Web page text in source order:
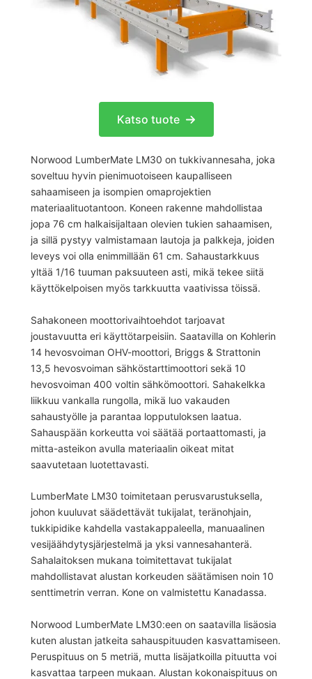
Katso tuote
Norwood LumberMate LM30 on tukkivannesaha, joka
soveltuu hyvin pienimuotoiseen kaupalliseen
sahaamiseen ja isompien omaprojektien
materiaalituotantoon. Koneen rakenne mahdollistaa
jopa 76 cm halkaisijaltaan olevien tukien sahaamisen,
ja sillä pystyy valmistamaan lautoja ja palkkeja, joiden
leveys voi olla enimmillään 61 cm. Sahaustarkkuus
yltää 1/16 tuuman paksuuteen asti, mikä tekee siitä
käyttökelpoisen myös tarkkuutta vaativissa töissä.
Sahakoneen moottorivaihtoehdot tarjoavat
joustavuutta eri käyttötarpeisiin. Saatavilla on Kohlerin
14 hevosvoiman OHV-moottori, Briggs & Strattonin
13,5 hevosvoiman sähköstarttimoottori sekä 10
hevosvoiman 400 voltin sähkömoottori. Sahakelkka
liikkuu vankalla rungolla, mikä luo vakauden
sahaustyölle ja parantaa lopputuloksen laatua.
Sahauspään korkeutta voi säätää portaattomasti, ja
mitta-asteikon avulla materiaalin oikeat mitat
saavutetaan luotettavasti.
LumberMate LM30 toimitetaan perusvarustuksella,
johon kuuluvat säädettävät tukijalat, teränohjain,
tukkipidike kahdella vastakappaleella, manuaalinen
vesijäähdytysjärjestelmä ja yksi vannesahanterä.
Sahalaitoksen mukana toimitettavat tukijalat
mahdollistavat alustan korkeuden säätämisen noin 10
senttimetrin verran. Kone on valmistettu Kanadassa.
Norwood LumberMate LM30:een on saatavilla lisäosia
kuten alustan jatkeita sahauspituuden kasvattamiseen.
Peruspituus on 5 metriä, mutta lisäjatkoilla pituutta voi
kasvattaa tarpeen mukaan. Alustan kokonaispituus on